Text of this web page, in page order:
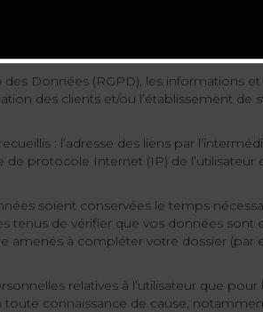
Données (RGPD), les informations
des clients et/ou l’établissement de
: l’adresse des liens par
de protocole Internet (IP) de
soient conservées le temps
de vérifier que vos données sont
amenés à compléter votre dossier (par
relatives à l’utilisateur que
connaissance de cause,